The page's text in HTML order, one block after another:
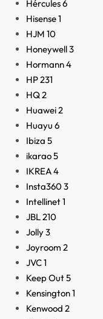
Hércules6
Hisense1
HJM 10
Honeywell3
Hormann4
HP231
HQ2
Huawei2
Huayu 6
Ibiza 5
ikarao5
IKREA4
Insta3603
Intellinet1
JBL210
Jolly3
Joyroom 2
JVC1
Keep Out5
Kensington1
Kenwood 2